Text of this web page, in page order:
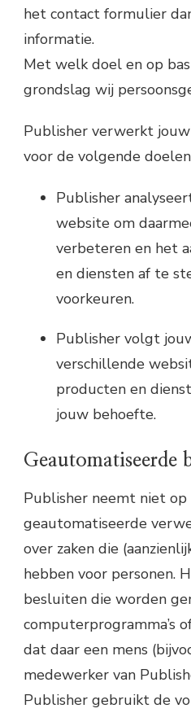
het contact formulier
informatie.
Met welk doel en op
grondslag wij
Publisher verwerkt
voor de volgende
Publisher
website om
verbeteren en het
en diensten af te
voorkeuren.
Publisher volgt
verschillende
producten en
jouw behoefte.
Geautomatiseerde
Publisher neemt niet op
geautomatiseerde
over zaken die
hebben voor personen.
besluiten die worden
computerprogramma’s
dat daar een mens
medewerker van
Publisher gebruikt de